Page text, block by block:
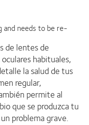
and needs to be re-
de lentes de
habituales,
la salud de tus
regular,
permite al
que se produzca tu
problema grave.